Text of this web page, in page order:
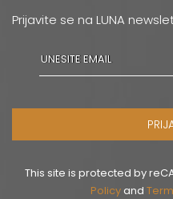
Prijavite se na LUNA
This site is protected by
Policyand